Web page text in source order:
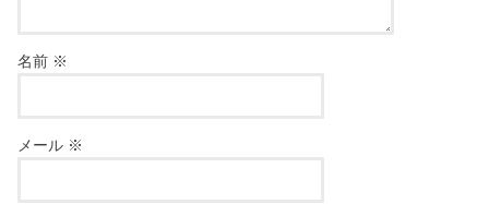
名前 ※
メール ※